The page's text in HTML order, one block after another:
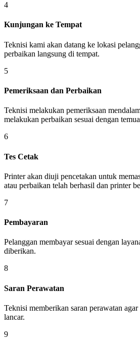
4
Kunjungan ke Tempat
Teknisi kami akan datang ke lokasi
perbaikan langsung di tempat.
5
Pemeriksaan dan Perbaikan
Teknisi melakukan pemeriksaan
melakukan perbaikan sesuai dengan
6
Tes Cetak
Printer akan diuji pencetakan untuk
atau perbaikan telah berhasil dan printer
7
Pembayaran
Pelanggan membayar sesuai dengan
diberikan.
8
Saran Perawatan
Teknisi memberikan saran perawatan
lancar.
9